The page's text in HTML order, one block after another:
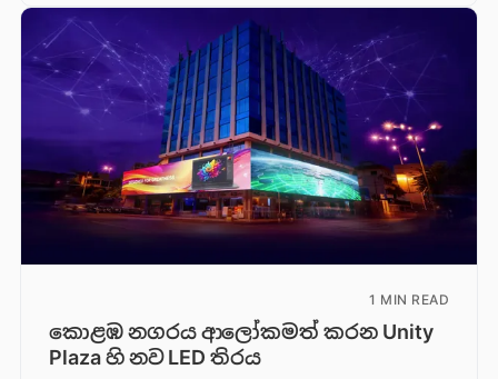
1 MIN READ
කොළඹ නගරය ආලෝකමත් කරන Unity
Plaza හි නව LED තිරය